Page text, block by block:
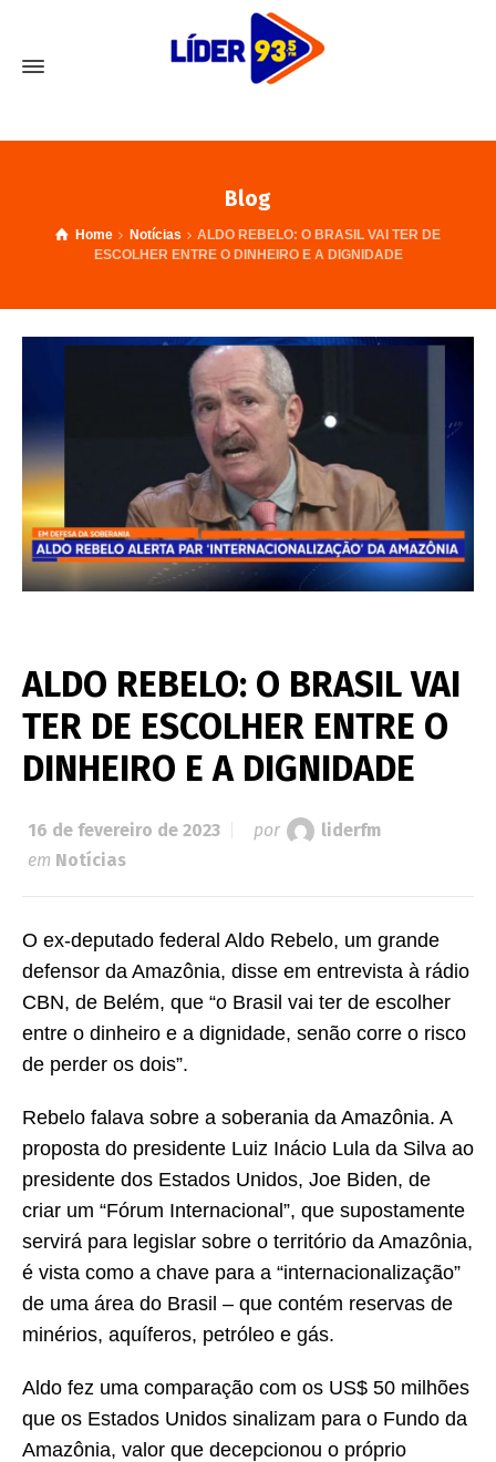
Blog
Home Notícias
ALDO REBELO: O BRASIL VAI TER DE
ESCOLHER ENTRE O DINHEIRO E A DIGNIDADE
ALDO REBELO: O BRASIL VAI
TER DE ESCOLHER ENTRE O
DINHEIRO E A DIGNIDADE
16 de fevereiro de 2023 por
liderfm
em Notícias
O ex-deputado federal Aldo Rebelo, um grande
defensor da Amazônia, disse em entrevista à rádio
CBN, de Belém, que “o Brasil vai ter de escolher
entre o dinheiro e a dignidade, senão corre o risco
de perder os dois”.
Rebelo falava sobre a soberania da Amazônia. A
proposta do presidente Luiz Inácio Lula da Silva ao
presidente dos Estados Unidos, Joe Biden, de
criar um “Fórum Internacional”, que supostamente
servirá para legislar sobre o território da Amazônia,
é vista como a chave para a “internacionalização”
de uma área do Brasil – que contém reservas de
minérios, aquíferos, petróleo e gás.
Aldo fez uma comparação com os US$ 50 milhões
que os Estados Unidos sinalizam para o Fundo da
Amazônia, valor que decepcionou o próprio